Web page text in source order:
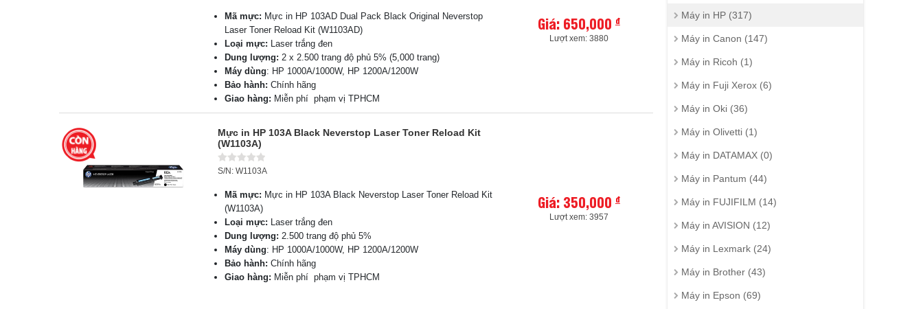
Mã mực: Mực in HP 103AD Dual Pack Black Original Neverstop
Laser Toner Reload Kit (W1103AD)
Loại mực: Laser trắng đen
Dung lượng: 2 x 2.500 trang độ phủ 5% (5,000 trang)
Máy dùng: HP 1000A/1000W, HP 1200A/1200W
Bảo hành: Chính hãng
Giao hàng: Miễn phí phạm vị TPHCM
Giá: 650,000đ
Lượt xem: 3880
Mực in HP 103A Black Neverstop Laser Toner Reload Kit
(W1103A)
S/N: W1103A
Mã mực: Mực in HP 103A Black Neverstop Laser Toner Reload Kit
(W1103A)
Loại mực: Laser trắng đen
Dung lượng: 2.500 trang độ phủ 5%
Máy dùng: HP 1000A/1000W, HP 1200A/1200W
Bảo hành: Chính hãng
Giao hàng: Miễn phí phạm vị TPHCM
Giá: 350,000đ
Lượt xem: 3957
Máy in HP (317)
Máy in Canon (147)
Máy in Ricoh (1)
Máy in Fuji Xerox (6)
Máy in Oki (36)
Máy in Olivetti (1)
Máy in DATAMAX (0)
Máy in Pantum (44)
Máy in FUJIFILM (14)
Máy in AVISION (12)
Máy in Lexmark (24)
Máy in Brother (43)
Máy in Epson (69)